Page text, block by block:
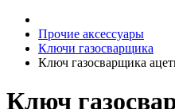
Прочие аксессуары
Ключи газосварщика
Ключ газосварщика
Ключ